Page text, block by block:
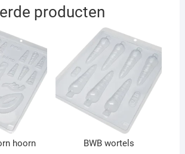
producten
hoorn BWB wortels